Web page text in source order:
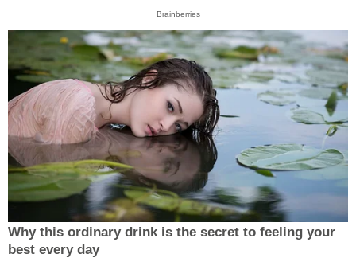
Brainberries
Why this ordinary drink is the secret to feeling your
best every day